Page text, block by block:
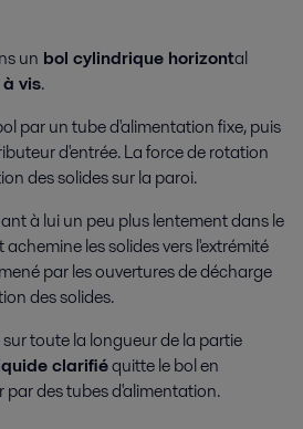
un bol cylindrique horizontal
vis.
par un tube d'alimentation fixe, puis
d'entrée. La force de rotation
des solides sur la paroi.
à lui un peu plus lentement dans le
achemine les solides vers l'extrémité
par les ouvertures de décharge
des solides.
toute la longueur de la partie
clarifiéquitte le bol en
par des tubes d'alimentation.